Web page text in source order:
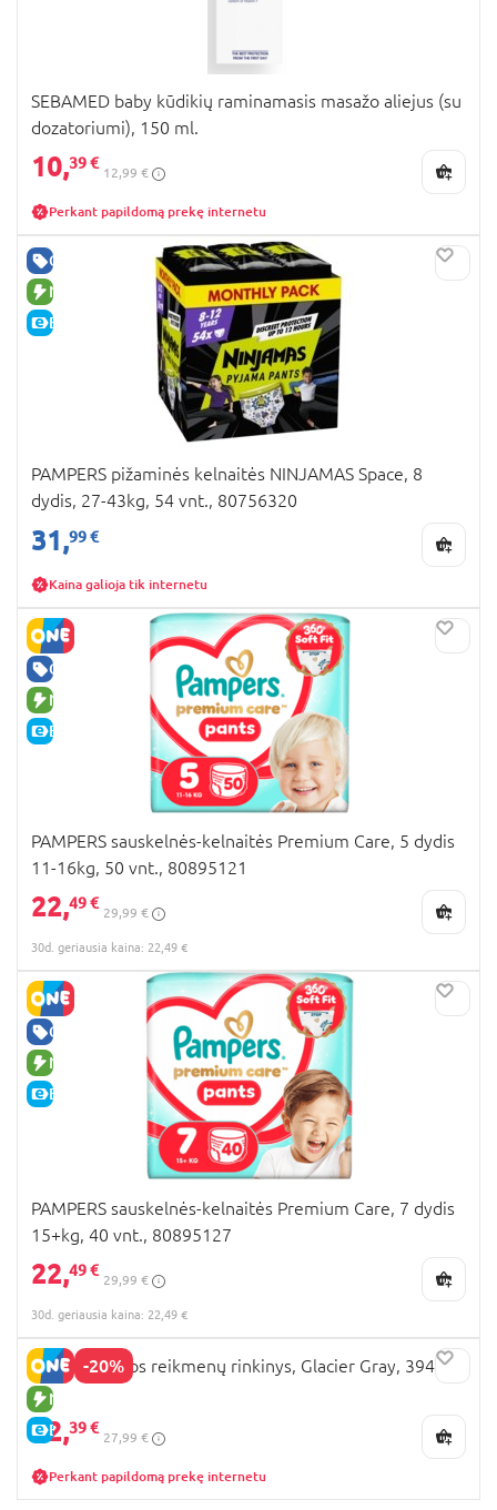
SEBAMED baby kūdikių raminamasis masažo aliejus (su
dozatoriumi), 150 ml.
10,39 €
12,99 €
Perkant papildomą prekę internetu
GERA KAINA
NAUJA PREKĖ
E-KAINA
PAMPERS pižaminės kelnaitės NINJAMAS Space, 8
dydis, 27-43kg, 54 vnt., 80756320
31,99 €
Kaina galioja tik internetu
GERA KAINA
NAUJA PREKĖ
E-KAINA
PAMPERS sauskelnės-kelnaitės Premium Care, 5 dydis
11-16kg, 50 vnt., 80895121
22,49 €
29,99 €
30d. geriausia kaina: 22,49 €
GERA KAINA
NAUJA PREKĖ
E-KAINA
PAMPERS sauskelnės-kelnaitės Premium Care, 7 dydis
15+kg, 40 vnt., 80895127
22,49 €
29,99 €
30d. geriausia kaina: 22,49 €
-20%
NAUJA PREKĖ
E-KAINA
SARO higienos reikmenų rinkinys, Glacier Gray, 39464
22,39 €
27,99 €
Perkant papildomą prekę internetu